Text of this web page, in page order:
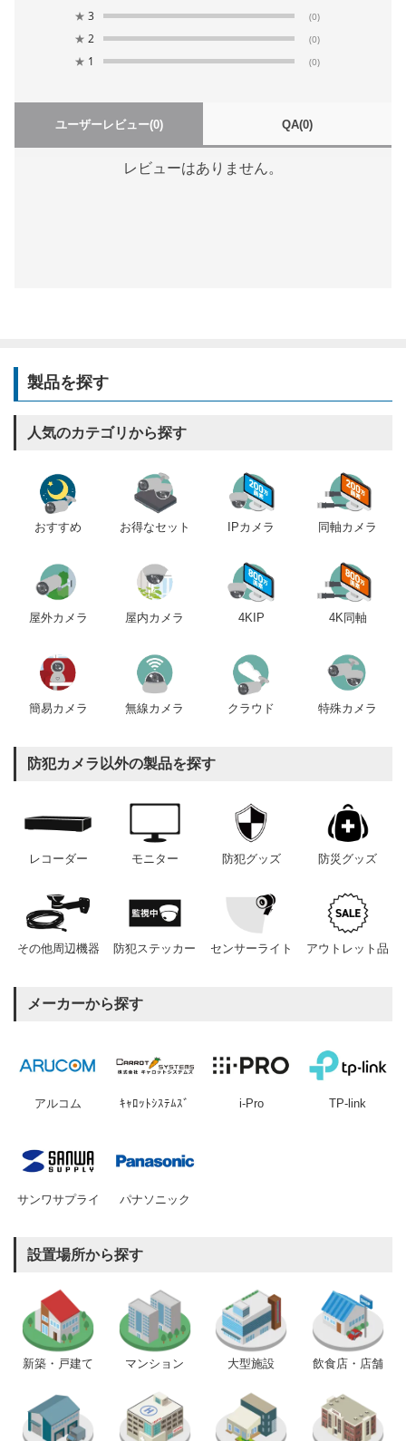
★ 3 (0)
★ 2 (0)
★ 1 (0)
ユーザーレビュー(0) QA(0)
レビューはありません。
製品を探す
人気のカテゴリから探す
おすすめ お得なセット IPカメラ 同軸カメラ
屋外カメラ 屋内カメラ 4KIP 4K同軸
簡易カメラ 無線カメラ クラウド 特殊カメラ
防犯カメラ以外の製品を探す
レコーダー モニター 防犯グッズ 防災グッズ
その他周辺機器 防犯ステッカー センサーライト アウトレット品
メーカーから探す
アルコム ｷｬﾛｯﾄｼｽﾃﾑｽﾞ i-Pro TP-link
サンワサプライ パナソニック
設置場所から探す
新築・戸建て マンション 大型施設 飲食店・店舗